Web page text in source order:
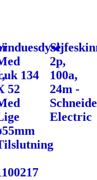
134
52
2p,
100a,
24m -
Electric